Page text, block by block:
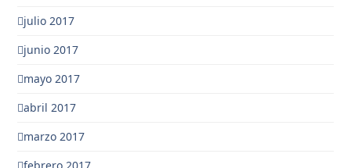
julio 2017
junio 2017
mayo 2017
abril 2017
marzo 2017